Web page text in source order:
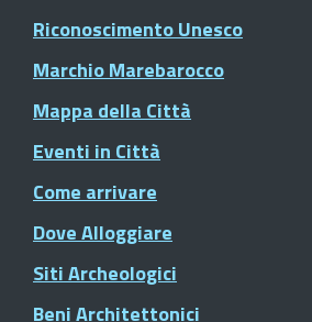
Riconoscimento Unesco
Marchio Marebarocco
Mappa della Città
Eventi in Città
Come arrivare
Dove Alloggiare
Siti Archeologici
Beni Architettonici